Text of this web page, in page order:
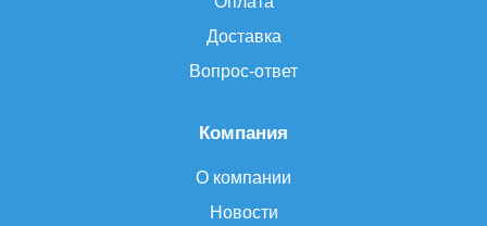
Компания
О компании
Новости
Доставка
Вопрос-ответ